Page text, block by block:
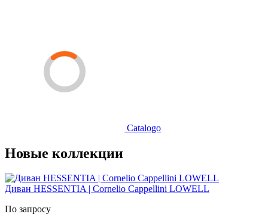
Catalogo
Новые коллекции
Диван HESSENTIA | Cornelio Cappellini LOWELL
По запросу